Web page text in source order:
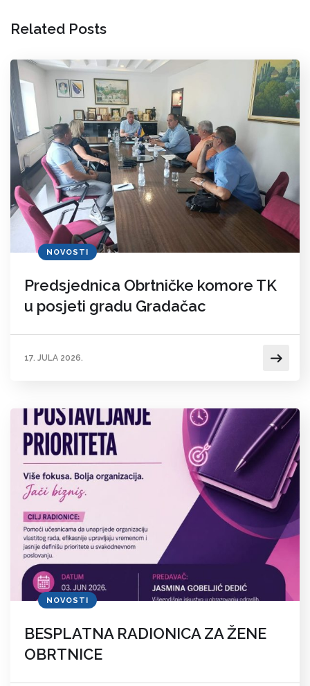
Related Posts
NOVOSTI
Predsjednica Obrtničke komore TK
u posjeti gradu Gradačac
17. JULA 2026.
NOVOSTI
BESPLATNA RADIONICA ZA ŽENE
OBRTNICE